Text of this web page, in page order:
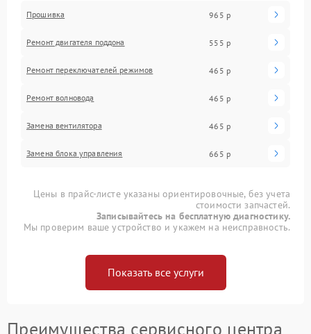
Прошивка 965 р
Ремонт двигателя поддона 555 р
Ремонт переключателей режимов 465 р
Ремонт волновода 465 р
Замена вентилятора 465 р
Замена блока управления 665 р
Цены в прайс-листе указаны ориентировочные, без учета
стоимости запчастей.
Записывайтесь на бесплатную диагностику.
Мы проверим ваше устройство и укажем на неисправность.
Показать все услуги
Преимущества сервисного центра